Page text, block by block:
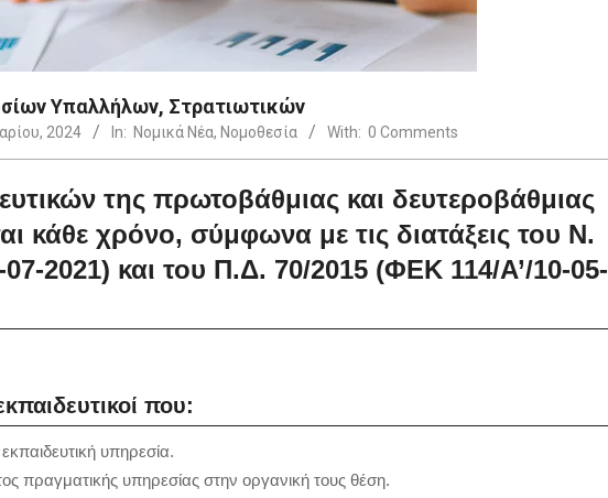
Υπαλλήλων, Στρατιωτικών
2024 In: Νομικά Νέα, Νομοθεσία With: 0 Comments
της πρωτοβάθμιας και δευτεροβάθμιας
κάθε χρόνο, σύμφωνα με τις διατάξεις του Ν.
2021) και του Π.Δ. 70/2015 (ΦΕΚ 114/Α’/10-05-
που:
υπηρεσία.
πραγματικής υπηρεσίας στην οργανική τους θέση.